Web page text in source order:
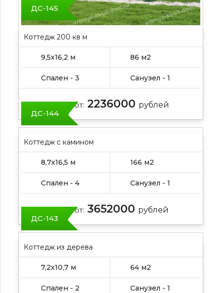
ДС-145
Коттедж 200 кв м
9,5х16,2 м 86 м2
Спален - 3 Санузел - 1
Цена от: 2236000 рублей
ДС-144
Коттедж с камином
8,7х16,5 м 166 м2
Спален - 4 Санузел - 1
Цена от: 3652000 рублей
ДС-143
Коттедж из дерева
7,2х10,7 м 64 м2
Спален - 2 Санузел - 1